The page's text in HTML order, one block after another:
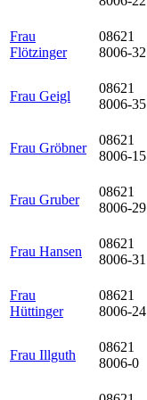
Frau
Flötzinger
08621
8006-32
Frau Geigl
08621
8006-35
Frau Gröbner
08621
8006-15
Frau Gruber
08621
8006-29
Frau Hansen
08621
8006-31
Frau
Hüttinger
08621
8006-24
Frau Illguth
08621
8006-0